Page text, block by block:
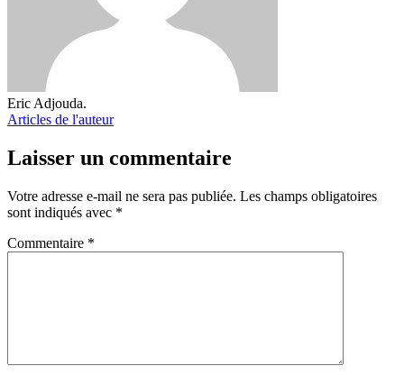
Eric Adjouda.
Articles de l'auteur
Laisser un commentaire
Votre adresse e-mail ne sera pas publiée. Les champs obligatoires
sont indiqués avec *
Commentaire *